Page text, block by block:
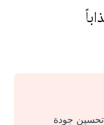
تحسين جودة